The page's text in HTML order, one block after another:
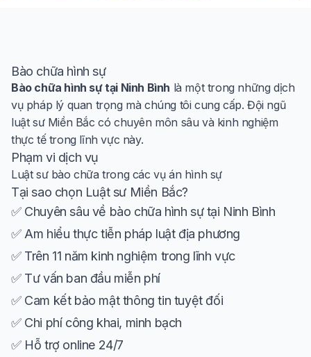
Bào chữa hình sự
Bào chữa hình sự tại Ninh Bình là một trong những dịch
vụ pháp lý quan trọng mà chúng tôi cung cấp. Đội ngũ
luật sư Miền Bắc có chuyên môn sâu và kinh nghiệm
thực tế trong lĩnh vực này.
Phạm vi dịch vụ
Luật sư bào chữa trong các vụ án hình sự
Tại sao chọn Luật sư Miền Bắc?
✅ Chuyên sâu về bào chữa hình sự tại Ninh Bình
✅ Am hiểu thực tiễn pháp luật địa phương
✅ Trên 11 năm kinh nghiệm trong lĩnh vực
✅ Tư vấn ban đầu miễn phí
✅ Cam kết bảo mật thông tin tuyệt đối
✅ Chi phí công khai, minh bạch
✅ Hỗ trợ online 24/7